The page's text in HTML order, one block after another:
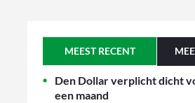
MEEST RECENT
Den Dollar verplicht dicht
een maand